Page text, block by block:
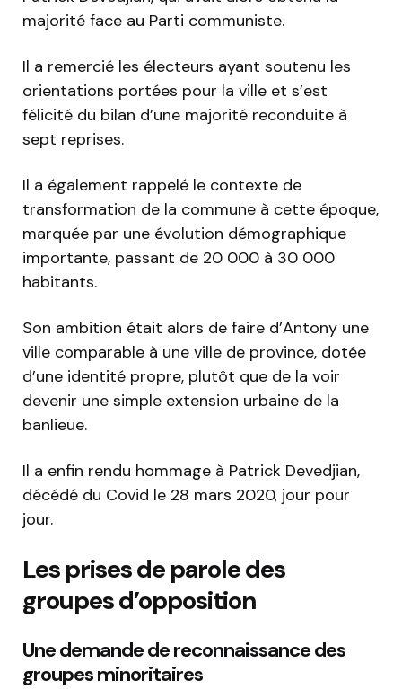
majorité face au Parti communiste.
Il a remercié les électeurs ayant soutenu les
orientations portées pour la ville et s’est
félicité du bilan d’une majorité reconduite à
sept reprises.
Il a également rappelé le contexte de
transformation de la commune à cette époque,
marquée par une évolution démographique
importante, passant de 20 000 à 30 000
habitants.
Son ambition était alors de faire d’Antony une
ville comparable à une ville de province, dotée
d’une identité propre, plutôt que de la voir
devenir une simple extension urbaine de la
banlieue.
Il a enfin rendu hommage à Patrick Devedjian,
décédé du Covid le 28 mars 2020, jour pour
jour.
Les prises de parole des
groupes d’opposition
Une demande de reconnaissance des
groupes minoritaires